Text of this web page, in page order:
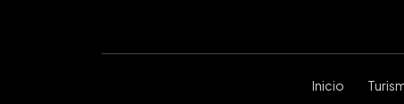
Inicio